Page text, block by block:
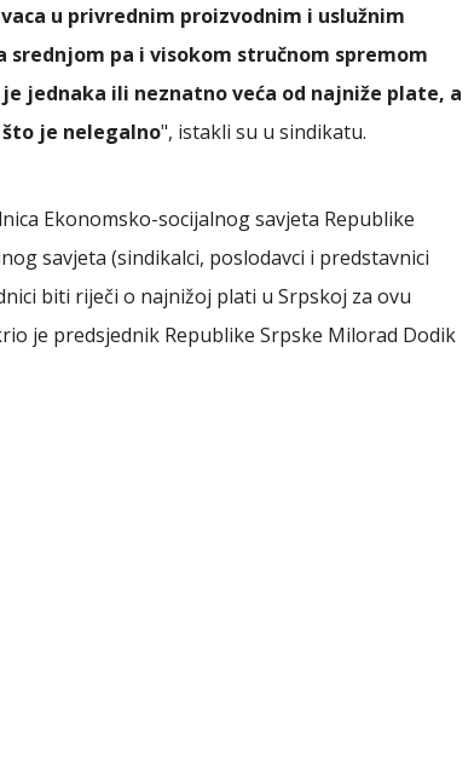
u privrednim proizvodnim i uslužnim
pa i visokom stručnom spremom
jednaka ili neznatno veća od najniže plate, a
je nelegalno", istakli su u sindikatu.
Ekonomsko-socijalnog savjeta Republike
savjeta (sindikalci, poslodavci i predstavnici
biti riječi o najnižoj plati u Srpskoj za ovu
je predsjednik Republike Srpske Milorad Dodik